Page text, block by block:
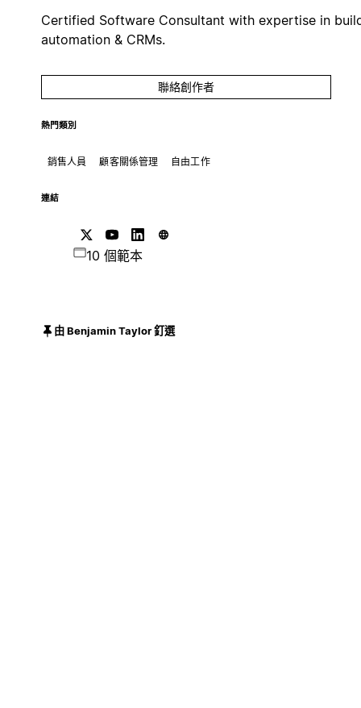
Certified Software Consultant with expertise in
automation & CRMs.
聯絡創作者
熱門類別
銷售人員 顧客關係管理 自由工作
連結
10 個範本
由 Benjamin Taylor 釘選